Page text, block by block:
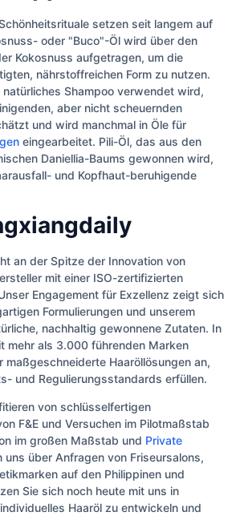
setzen seit langem auf
oder "Buco"-Öl wird über den
Kokosnuss aufgetragen, um die
nährstoffreichen Form zu nutzen.
natürliches Shampoo verwendet wird,
aber nicht scheuernden
und wird manchmal in Öle für
eingearbeitet. Pili-Öl, das aus den
Daniellia-Baums gewonnen wird,
und Kopfhaut-beruhigende
an der Spitze der Innovation von
mit einer ISO-zertifizierten
Engagement für Exzellenz zeigt sich
Formulierungen und unserem
nachhaltig gewonnene Zutaten. In
mehr als 3.000 führenden Marken
Haaröllösungen an,
und Regulierungsstandards erfüllen.
von schlüsselfertigen
F&E und Versuchen im Pilotmaßstab
im großen Maßstab und Private
uns über Anfragen von Friseursalons,
auf den Philippinen und
Sie sich noch heute mit uns in
Haaröl zu entwickeln und